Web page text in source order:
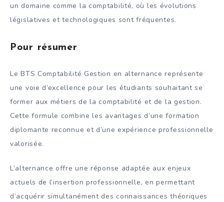
un domaine comme la comptabilité, où les évolutions
législatives et technologiques sont fréquentes.
Pour résumer
Le BTS Comptabilité Gestion en alternance représente
une voie d’excellence pour les étudiants souhaitant se
former aux métiers de la comptabilité et de la gestion.
Cette formule combine les avantages d’une formation
diplomante reconnue et d’une expérience professionnelle
valorisée.
L’alternance offre une réponse adaptée aux enjeux
actuels de l’insertion professionnelle, en permettant
d’acquérir simultanément des connaissances théoriques